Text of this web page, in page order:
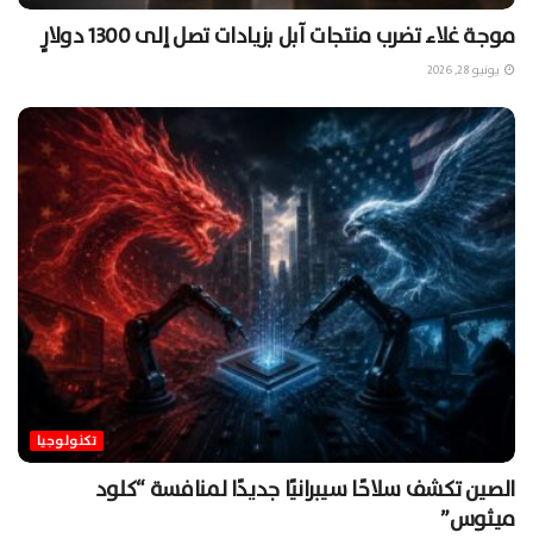
موجة غلاء تضرب منتجات آبل بزيادات تصل إلى 1300 دولارٍ
يونيو 28, 2026
تكنولوجيا
الصين تكشف سلاحًا سيبرانيًا جديدًا لمنافسة “كلود
ميثوس”